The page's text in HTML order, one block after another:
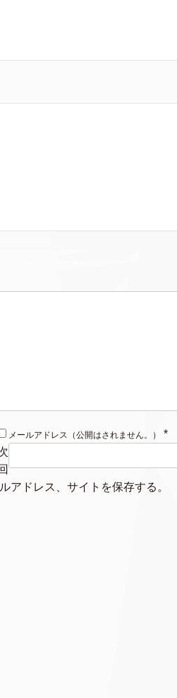
メールアドレス（公開はされません。）
*
アドレス、サイトを保存する。